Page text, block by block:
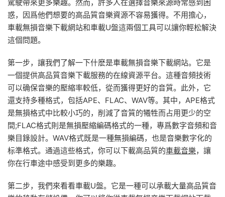
駕駛帶來更多樂趣。然而，許多人在選擇音樂來源時常感到困
惑，因爲他們想要的高品質音樂資源不容易獲得。不用擔心，
車載無損音樂下載網站和車載U盤這兩個工具可以讓你輕松解決
這個問題。
第一步，讓我們了解一下什麽是車載無損音樂下載網站。它是
一個提供高品質音樂下載服務的在線資源平台。這種音頻技術
可以确保音樂的壓縮率較低，從而獲得更好的音質。此外，它
還支持多種格式，包括APE、FLAC、WAV等。其中，APE格式
是無損格式中比較小巧的，削減了音質的犧牲而占用更少的空
間;FLAC格式則是無損壓縮編碼格式的一種，專爲數字音頻和音
樂目錄設計。WAV格式既是一種無損編碼，也是音樂數字化的
标準格式。通過這些格式，你可以下載高品質的車載音樂，讓
你在行車途中感受到更多的樂趣。
第二步，我們來看看車載U盤。它是一種可以承載大量高品質音